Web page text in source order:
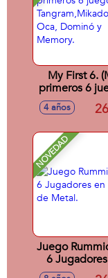
My First 6.
primeros 6
Oca,
4 años
NOVEDAD
Juego
6
caja de